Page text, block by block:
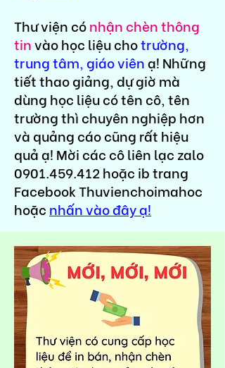
Thư viện cónhận chèn thông
tinvào học liệu chotrường,
trung tâm, giáo viênạ! Những
tiết thao giảng, dự giờ mà
dùng học liệu có tên cô, tên
trường thì chuyên nghiệp hơn
và quảng cáo cũng rất hiệu
quả ạ! Mời các cô liên lạc zalo
0901.459.412hoặc ib trang
Facebook Thuvienchoimahoc
hoặc nhấn vào đây ạ!